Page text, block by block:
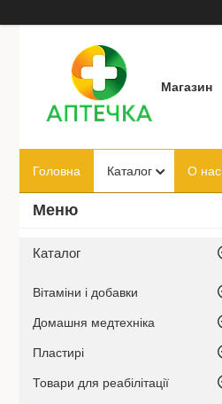
Магазин
Головна Каталог О нас
Каталог
Вітаміни і добавки
Домашня медтехніка
Пластирі
Товари для реабілітації